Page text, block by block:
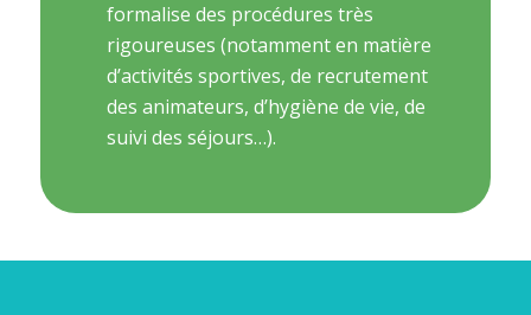
formalise des procédures très
rigoureuses (notamment en matière
d’activités sportives, de recrutement
des animateurs, d’hygiène de vie, de
suivi des séjours…).